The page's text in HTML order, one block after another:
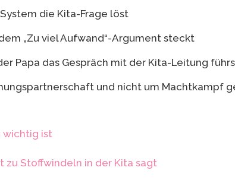
die Kita-Frage löst
„Zu viel Aufwand“-Argument steckt
Papa das Gespräch mit der Kita-Leitung
und nicht um Machtkampf
wichtig ist
zu Stoffwindeln in der Kita sagt